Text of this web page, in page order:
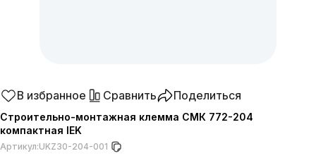
В избранное Сравнить Поделиться
Строительно-монтажная клемма СМК 772-204
компактная IEK
Артикул:UKZ30-204-001